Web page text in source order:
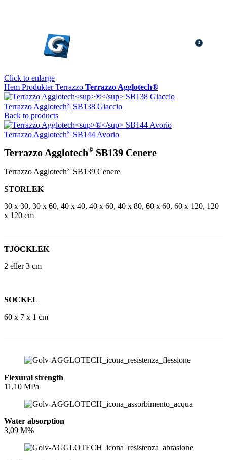
0
Click to enlarge
Hem ProdukterTerrazzo Terrazzo Agglotech®
Terrazzo Agglotech® SB138 Giaccio
Back to products
Terrazzo Agglotech® SB144 Avorio
Terrazzo Agglotech® SB139 Cenere
Terrazzo Agglotech® SB139 Cenere
STORLEK
30 x 30, 30 x 60, 40 x 40, 40 x 60, 40 x 80, 60 x 60, 60 x 120, 120
x 120 cm
TJOCKLEK
2 eller 3 cm
SOCKEL
60 x 7 x 1 cm
Flexural strength
11,10 MPa
Water absorption
3,09 M%